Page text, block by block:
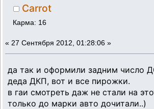
Carrot
Карма: 16
« 27 Сентября 2012, 01:28:06 »
да так и оформили задним число
деда ДКП, вот и все пирожки.
в гаи смотреть даж не стали на
только до марки авто дочитали..)